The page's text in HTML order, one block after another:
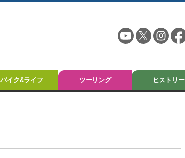
バイク&ライフ ツーリング ヒストリー